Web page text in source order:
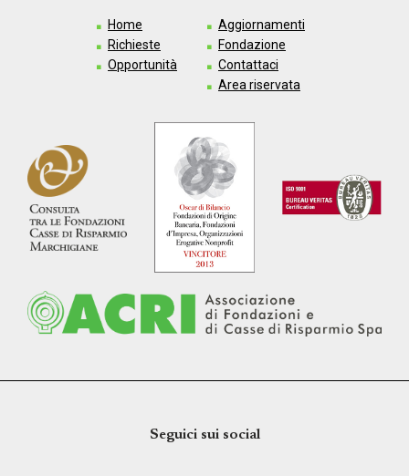
Home
Richieste
Opportunità
Aggiornamenti
Fondazione
Contattaci
Area riservata
Seguici sui social